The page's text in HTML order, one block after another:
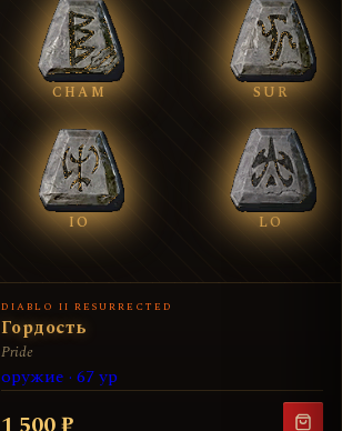
CHAM SUR
IO LO
DIABLO II RESURRECTED
Гордость
Pride
оружие · 67 ур